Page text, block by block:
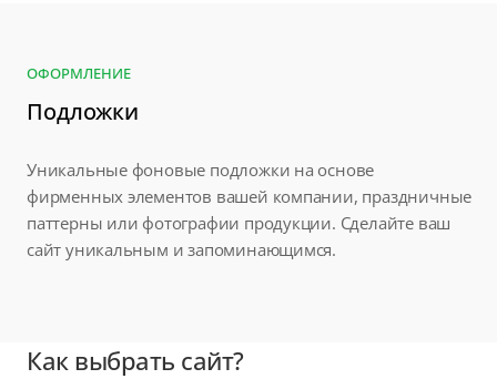
ОФОРМЛЕНИЕ
Подложки
Уникальные фоновые подложки на основе
фирменных элементов вашей компании, праздничные
паттерны или фотографии продукции. Сделайте ваш
сайт уникальным и запоминающимся.
Как выбрать сайт?